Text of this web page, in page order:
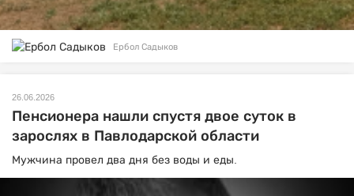
Ербол Садыков
26.06.2026
Пенсионера нашли спустя двое суток в
зарослях в Павлодарской области
Мужчина провел два дня без воды и еды.